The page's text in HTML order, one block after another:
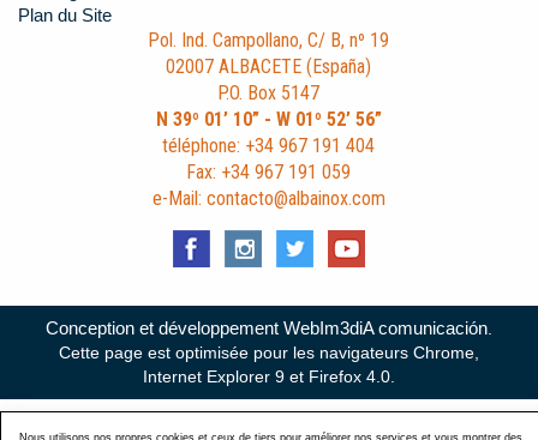
Plan du Site
Pol. Ind. Campollano, C/ B, nº 19
02007 ALBACETE (España)
P.O. Box 5147
N 39º 01’ 10” - W 01º 52’ 56”
téléphone: +34 967 191 404
Fax: +34 967 191 059
e-Mail: contacto@albainox.com
Conception et développement WebIm3diA comunicación.
Cette page est optimisée pour les navigateurs Chrome,
Internet Explorer 9 et Firefox 4.0.
Nous utilisons nos propres cookies et ceux de tiers pour améliorer nos services et vous montrer des